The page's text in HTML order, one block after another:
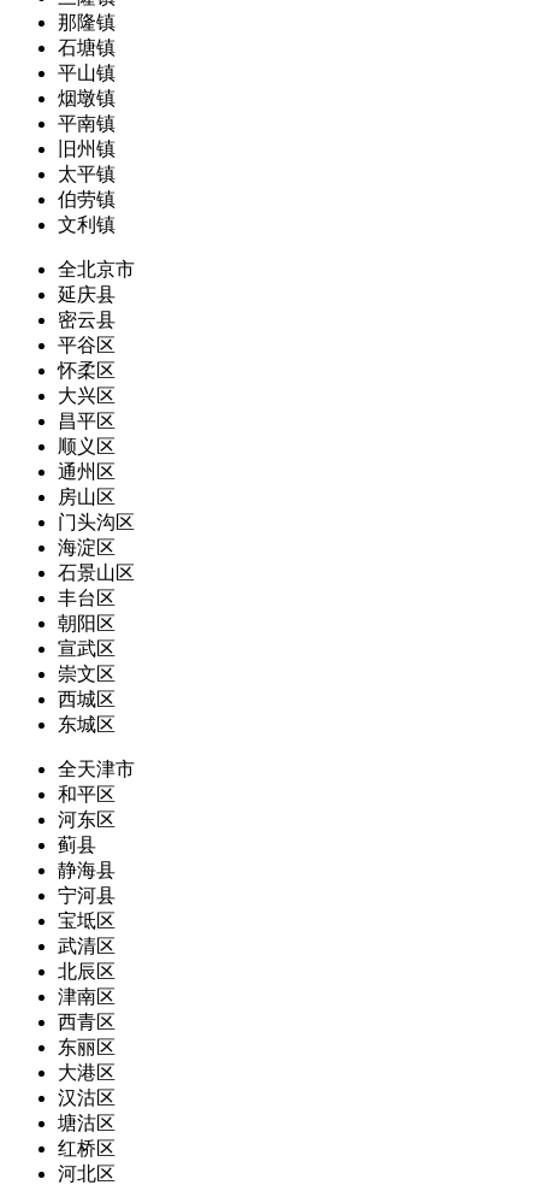
那隆镇
石塘镇
平山镇
烟墩镇
平南镇
旧州镇
太平镇
伯劳镇
文利镇
全北京市
延庆县
密云县
平谷区
怀柔区
大兴区
昌平区
顺义区
通州区
房山区
门头沟区
海淀区
石景山区
丰台区
朝阳区
宣武区
崇文区
西城区
东城区
全天津市
和平区
河东区
蓟县
静海县
宁河县
宝坻区
武清区
北辰区
津南区
西青区
东丽区
大港区
汉沽区
塘沽区
红桥区
河北区